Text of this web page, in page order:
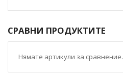
СРАВНИ ПРОДУКТИТЕ
Нямате артикули за сравнение.